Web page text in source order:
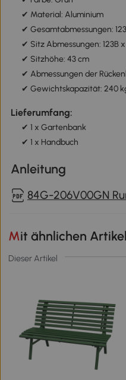
✔ Material: Aluminium
✔ Gesamtabmessungen:
✔ Sitz Abmessungen: 123B
✔ Sitzhöhe: 43 cm
✔ Abmessungen der
✔ Gewichtskapazität: 240
Lieferumfang:
✔ 1 x Gartenbank
✔ 1 x Handbuch
Anleitung
84G-206V00GN
Mit ähnlichen
Dieser Artikel